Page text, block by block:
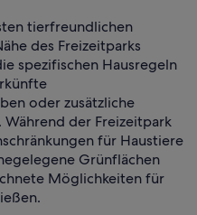
tierfreundlichen
des Freizeitparks
spezifischen Hausregeln
oder zusätzliche
der Freizeitpark
für Haustiere
Grünflächen
Möglichkeiten für